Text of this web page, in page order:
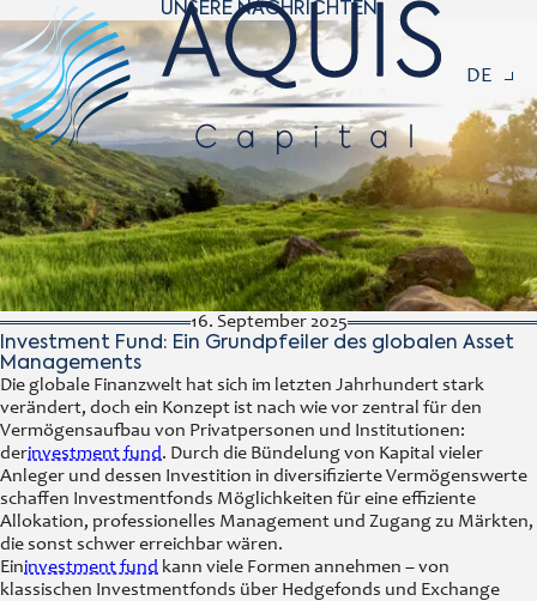
DE
UNSERE NACHRICHTEN
16. September 2025
Investment Fund: Ein Grundpfeiler des globalen Asset
Managements
Die globale Finanzwelt hat sich im letzten Jahrhundert stark
verändert, doch ein Konzept ist nach wie vor zentral für den
Vermögensaufbau von Privatpersonen und Institutionen:
derinvestment fund. Durch die Bündelung von Kapital vieler
Anleger und dessen Investition in diversifizierte Vermögenswerte
schaffen Investmentfonds Möglichkeiten für eine effiziente
Allokation, professionelles Management und Zugang zu Märkten,
die sonst schwer erreichbar wären.
Eininvestment fund kann viele Formen annehmen – von
klassischen Investmentfonds über Hedgefonds und Exchange